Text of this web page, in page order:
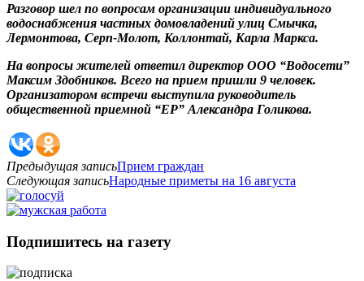
Разговор шел по вопросам организации индивидуального
водоснабжения частных домовладений улиц Смычка,
Лермонтова, Серп-Молот, Коллонтай, Карла Маркса.
На вопросы жителей ответил директор ООО “Водосети”
Максим Здобников. Всего на прием пришли 9 человек.
Организатором встречи выступила руководитель
общественной приемной “ЕР” Александра Голикова.
Предыдущая записьПрием граждан
Следующая записьНародные приметы на 16 августа
Подпишитесь на газету